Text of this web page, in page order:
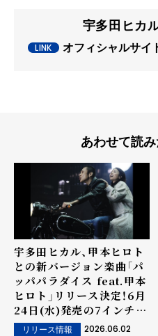
宇多田ヒカ
オフィシャルサイ
あわせて読
宇多田ヒカル、甲本ヒロト
との新バージョン楽曲「パ
ッパパラダイス feat.甲本
ヒロト」リリース決定！6月
24日(水)発売の7インチア
ナログレコード盤に収録
リリース情報 2026.06.02